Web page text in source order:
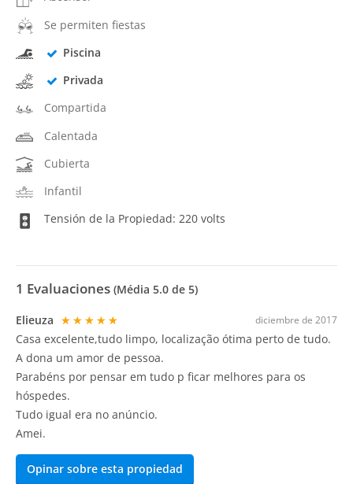
Se permiten fiestas
Piscina
Privada
Compartida
Calentada
Cubierta
Infantil
Tensión de la Propiedad: 220 volts
1 Evaluaciones (Média 5.0 de 5)
diciembre de 2017
Elieuza ★★★★★
Casa excelente,tudo limpo, localização ótima perto de tudo.
A dona um amor de pessoa.
Parabéns por pensar em tudo p ficar melhores para os
hóspedes.
Tudo igual era no anúncio.
Amei.
Opinar sobre esta propiedad